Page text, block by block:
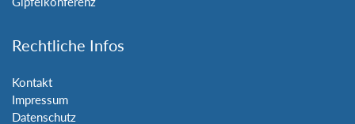
Rechtliche Infos
Kontakt
Impressum
Datenschutz